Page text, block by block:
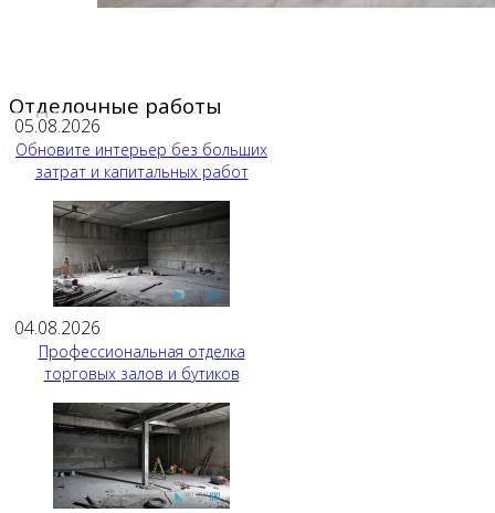
Отделочные работы
05.08.2026
Обновите интерьер без больших
затрат и капитальных работ
04.08.2026
Профессиональная отделка
торговых залов и бутиков